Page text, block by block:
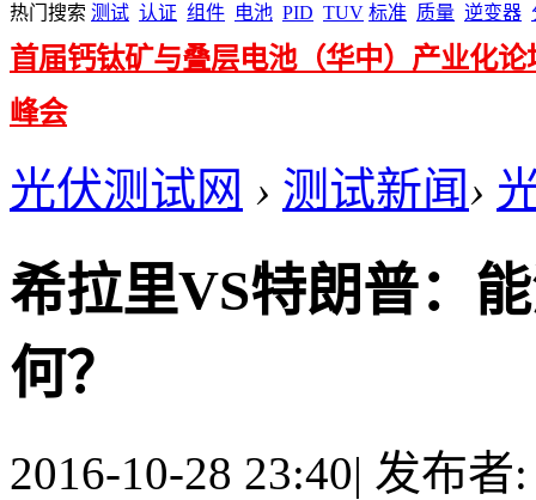
热门搜索 测试 认证 组件 电池 PID TUV 标准 质量 逆变器
首届钙钛矿与叠层电池（华中）产业化论
峰会
光伏测试网 › 测试新闻›
希拉里VS特朗普：
何？
2016-10-28 23:40| 发布者